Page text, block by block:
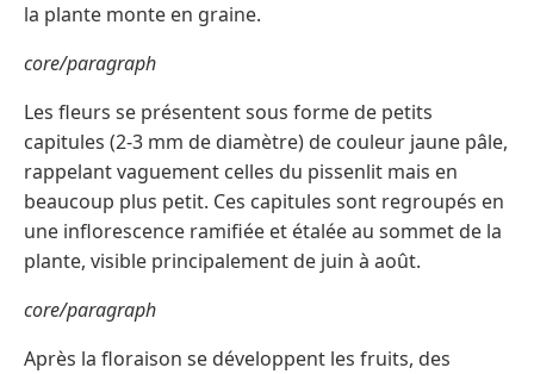
la plante monte en graine.
core/paragraph
Les fleurs se présentent sous forme de petits
capitules (2-3 mm de diamètre) de couleur jaune pâle,
rappelant vaguement celles du pissenlit mais en
beaucoup plus petit. Ces capitules sont regroupés en
une inflorescence ramifiée et étalée au sommet de la
plante, visible principalement de juin à août.
core/paragraph
Après la floraison se développent les fruits, des